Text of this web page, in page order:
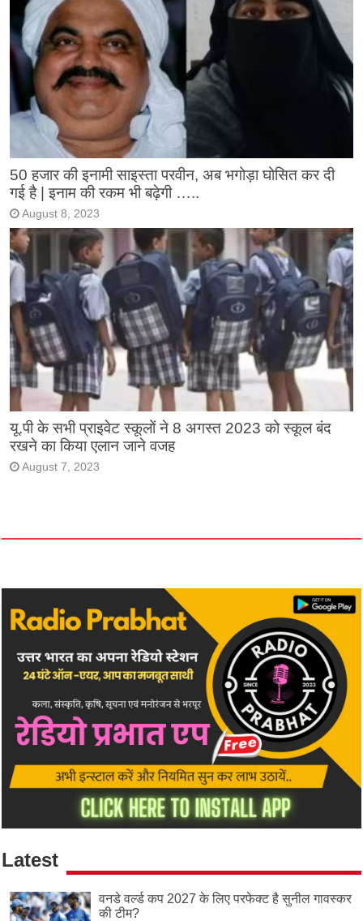
50 हजार की इनामी साइस्ता परवीन, अब भगोड़ा घोसित कर दी
गई है | इनाम की रकम भी बढ़ेगी …..
August 8, 2023
यू.पी के सभी प्राइवेट स्कूलों ने 8 अगस्त 2023 को स्कूल बंद
रखने का किया एलान जाने वजह
August 7, 2023
Latest
वनडे वर्ल्ड कप 2027 के लिए परफेक्ट है सुनील गावस्कर
की टीम?